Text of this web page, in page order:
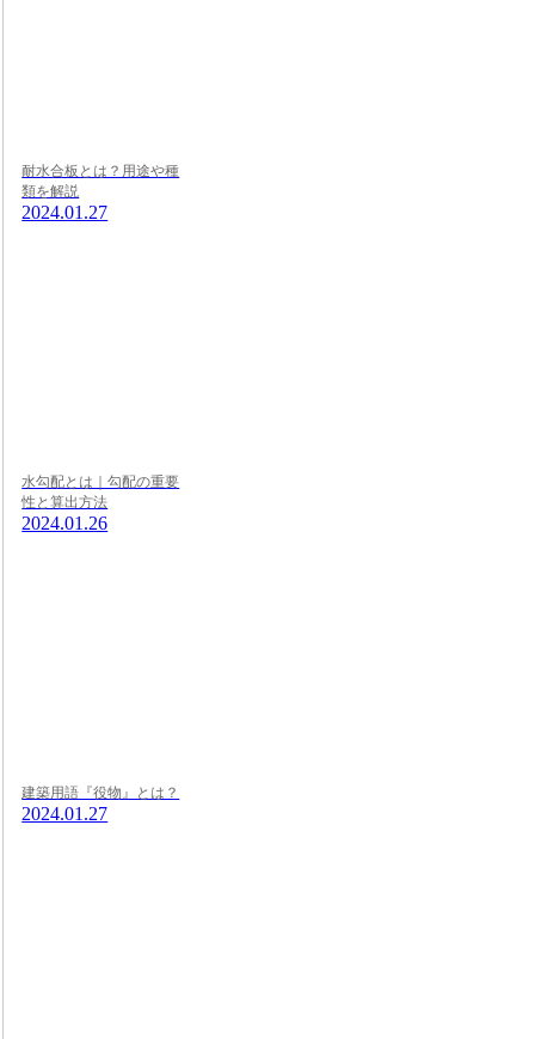
耐水合板とは？用途や種
類を解説
2024.01.27
水勾配とは｜勾配の重要
性と算出方法
2024.01.26
建築用語『役物』とは？
2024.01.27